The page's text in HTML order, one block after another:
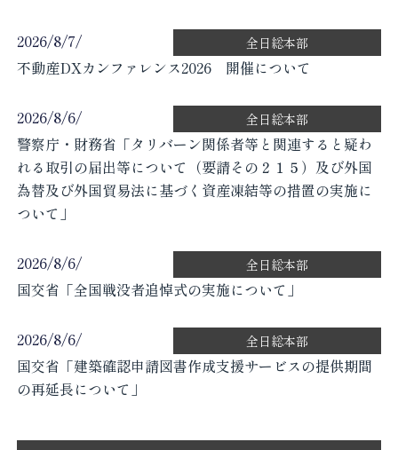
2026/8/7/ 全日総本部
不動産DXカンファレンス2026 開催について
2026/8/6/ 全日総本部
警察庁・財務省「タリバーン関係者等と関連すると疑わ
れる取引の届出等について（要請その２１５）及び外国
為替及び外国貿易法に基づく資産凍結等の措置の実施に
ついて」
2026/8/6/ 全日総本部
国交省「全国戦没者追悼式の実施について」
2026/8/6/ 全日総本部
国交省「建築確認申請図書作成支援サービスの提供期間
の再延長について」